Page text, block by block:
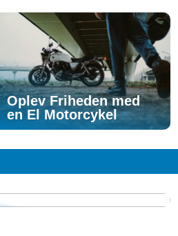
Oplev Friheden med
en El Motorcykel
møder moderne